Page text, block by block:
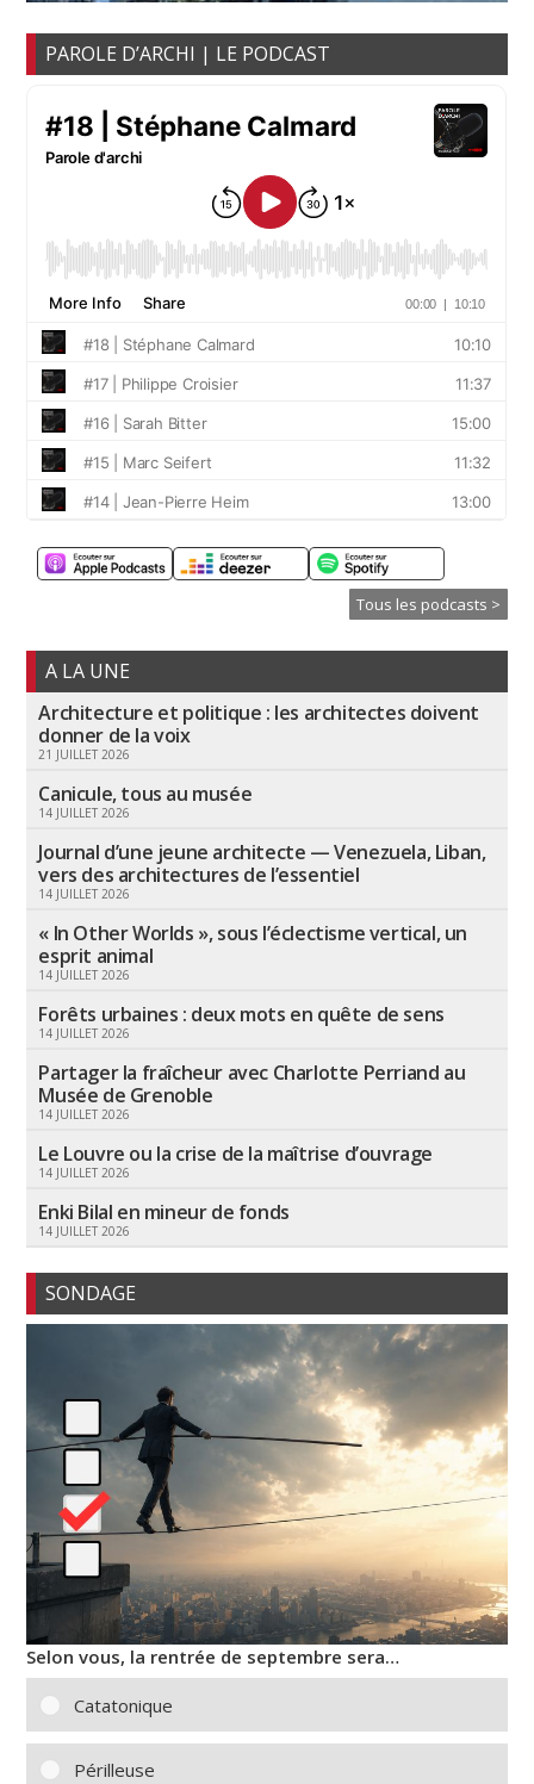
PAROLE D’ARCHI | LE PODCAST
Tous les podcasts >
A LA UNE
Architecture et politique : les architectes doivent
donner de la voix
21 JUILLET 2026
Canicule, tous au musée
14 JUILLET 2026
Journal d’une jeune architecte — Venezuela, Liban,
vers des architectures de l’essentiel
14 JUILLET 2026
« In Other Worlds », sous l’éclectisme vertical, un
esprit animal
14 JUILLET 2026
Forêts urbaines : deux mots en quête de sens
14 JUILLET 2026
Partager la fraîcheur avec Charlotte Perriand au
Musée de Grenoble
14 JUILLET 2026
Le Louvre ou la crise de la maîtrise d’ouvrage
14 JUILLET 2026
Enki Bilal en mineur de fonds
14 JUILLET 2026
SONDAGE
Selon vous, la rentrée de septembre sera…
Catatonique
Périlleuse